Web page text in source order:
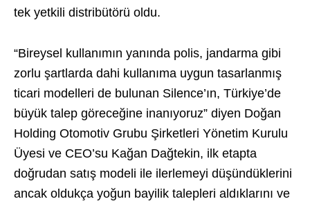
tek yetkili distribütörü oldu.
“Bireysel kullanımın yanında polis, jandarma gibi
zorlu şartlarda dahi kullanıma uygun tasarlanmış
ticari modelleri de bulunan Silence’ın, Türkiye’de
büyük talep göreceğine inanıyoruz” diyen Doğan
Holding Otomotiv Grubu Şirketleri Yönetim Kurulu
Üyesi ve CEO’su Kağan Dağtekin, ilk etapta
doğrudan satış modeli ile ilerlemeyi düşündüklerini
ancak oldukça yoğun bayilik talepleri aldıklarını ve